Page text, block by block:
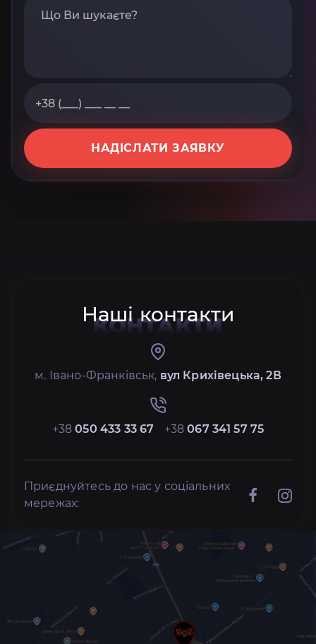
НАДІСЛАТИ ЗАЯВКУ
Наші контакти
КОНТАКТИ
м. Івано-Франківськ, вул Крихівецька, 2В
+38050 433 33 67 +38067 341 57 75
Приєднуйтесь до нас у соціальних
мережах: